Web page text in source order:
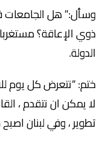
وسأل:” هل الجامعات
ذوي الإعاقة؟
الدولة.
ختم: “نتعرض كل يوم
لا يمكن ان نتقدم ،
تطوير ، وفي لبنان